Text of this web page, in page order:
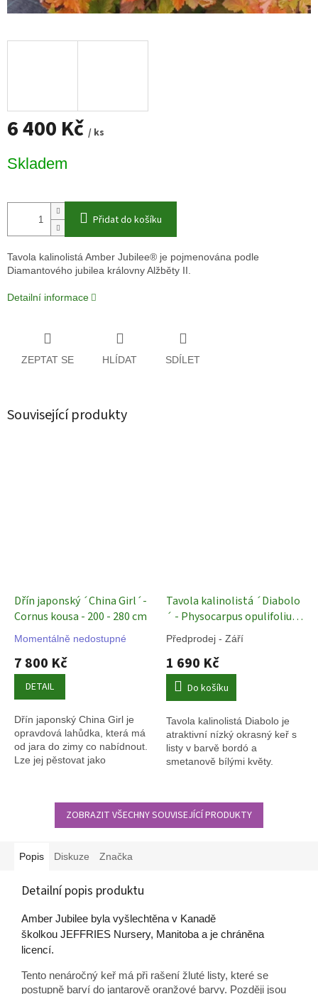
6 400 Kč / ks
cena:
Skladem
Přidat do košíku
Tavola kalinolistá Amber Jubilee® je pojmenována podle
Diamantového jubilea královny Alžběty II.
Detailní informace
ZEPTAT SE HLÍDAT SDÍLET
Související produkty
Dřín japonský ´China Girl´-
Cornus kousa - 200 - 280 cm
Momentálně nedostupné
7 800 Kč
DETAIL
Dřín japonský China Girl je
opravdová lahůdka, která má
od jara do zimy co nabídnout.
Lze jej pěstovat jako
Tavola kalinolistá ´Diabolo
´ - Physocarpus opulifolius -
12 l Okrasné keře
Předprodej - Září
1 690 Kč
Do košíku
Tavola kalinolistá Diabolo je
atraktivní nízký okrasný keř s
listy v barvě bordó a
smetanově bílými květy.
ZOBRAZIT VŠECHNY SOUVISEJÍCÍ PRODUKTY
Popis Diskuze Značka
Detailní popis produktu
Amber Jubilee byla vyšlechtěna v Kanadě
školkou JEFFRIES Nursery, Manitoba a je chráněna
licencí.
Tento nenáročný keř má při rašení žluté listy, které se
postupně barví do jantarově oranžové barvy. Později jsou